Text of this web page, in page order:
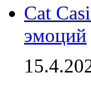
Cat
эмоций